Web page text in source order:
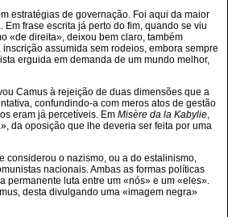
estratégias de governação. Foi aqui da maior
frase escrita já perto do fim, quando se viu
«de direita», deixou bem claro, também
assumida sem rodeios, embora sempre
erguida em demanda de um mundo melhor,
Camus à rejeição de duas dimensões que a
confundindo-a com meros atos de gestão
eram já percetíveis. Em Misère da la Kabylie,
da oposição que lhe deveria ser feita por uma
considerou o nazismo, ou a do estalinismo,
nacionais. Ambas as formas políticas
permanente luta entre um «nós» e um «eles».
desta divulgando uma «imagem negra»